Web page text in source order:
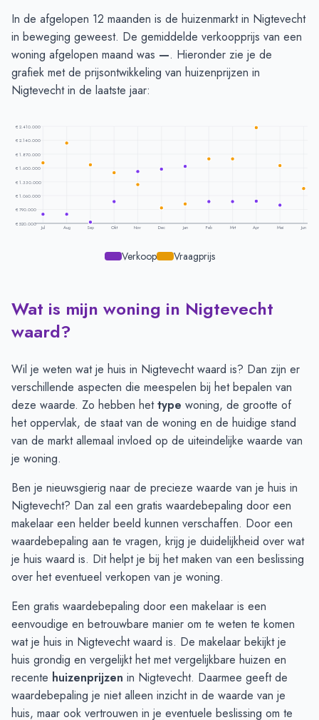
Verkoopprijs in euro's
In de afgelopen 12 maanden is de huizenmarkt in Nigtevecht
in beweging geweest. De gemiddelde verkoopprijs van een
woning afgelopen maand was —. Hieronder zie je de
grafiek met de prijsontwikkeling van huizenprijzen in
Nigtevecht in de laatste jaar:
€ 2.410.000
€ 2.140.000
€ 1.870.000
€ 1.600.000
€ 1.330.000
€ 1.060.000
€ 790.000
€ 520.000
Jul Aug Sep Okt Nov Dec Jan Feb Mrt Apr Mei Jun
Verkoop Vraagprijs
Prijsontwikkeling per maand -Nigtevecht
Vraagprijs
Verkoopprijs
Juli
Augustus
€ 2.083.500
€ 700.000
September€ 1.659.388
€ 545.022
Oktober
€ 1.507.416
€ 947.114
November
€ 1.272.500
€ 1.531.768
December
€ 820.000
€ 1.579.967
Januari
€ 1.630.879
Maart
€ 1.773.750 € 946.200
April
€ 2.387.500 € 952.750
Mei
€ 1.648.750 € 875.000
Juni
€ 1.198.687 -
Wat is mijn woning in Nigtevecht
waard?
Wil je weten wat je huis in Nigtevecht waard is? Dan zijn er
verschillende aspecten die meespelen bij het bepalen van
deze waarde. Zo hebben hettype woning, de grootte of
het oppervlak, de staat van de woning en de huidige stand
van de markt allemaal invloed op de uiteindelijke waarde van
je woning.
Ben je nieuwsgierig naar de precieze waarde van je huis in
Nigtevecht? Dan zal een gratis waardebepaling door een
makelaar een helder beeld kunnen verschaffen. Door een
waardebepaling aan te vragen, krijg je duidelijkheid over wat
je huis waard is. Dit helpt je bij het maken van een beslissing
over het eventueel verkopen van je woning.
Een gratis waardebepaling door een makelaar is een
eenvoudige en betrouwbare manier om te weten te komen
wat je huis in Nigtevecht waard is. De makelaar bekijkt je
huis grondig en vergelijkt het met vergelijkbare huizen en
recente huizenprijzen in Nigtevecht. Daarmee geeft de
waardebepaling je niet alleen inzicht in de waarde van je
huis, maar ook vertrouwen in je eventuele beslissing om te